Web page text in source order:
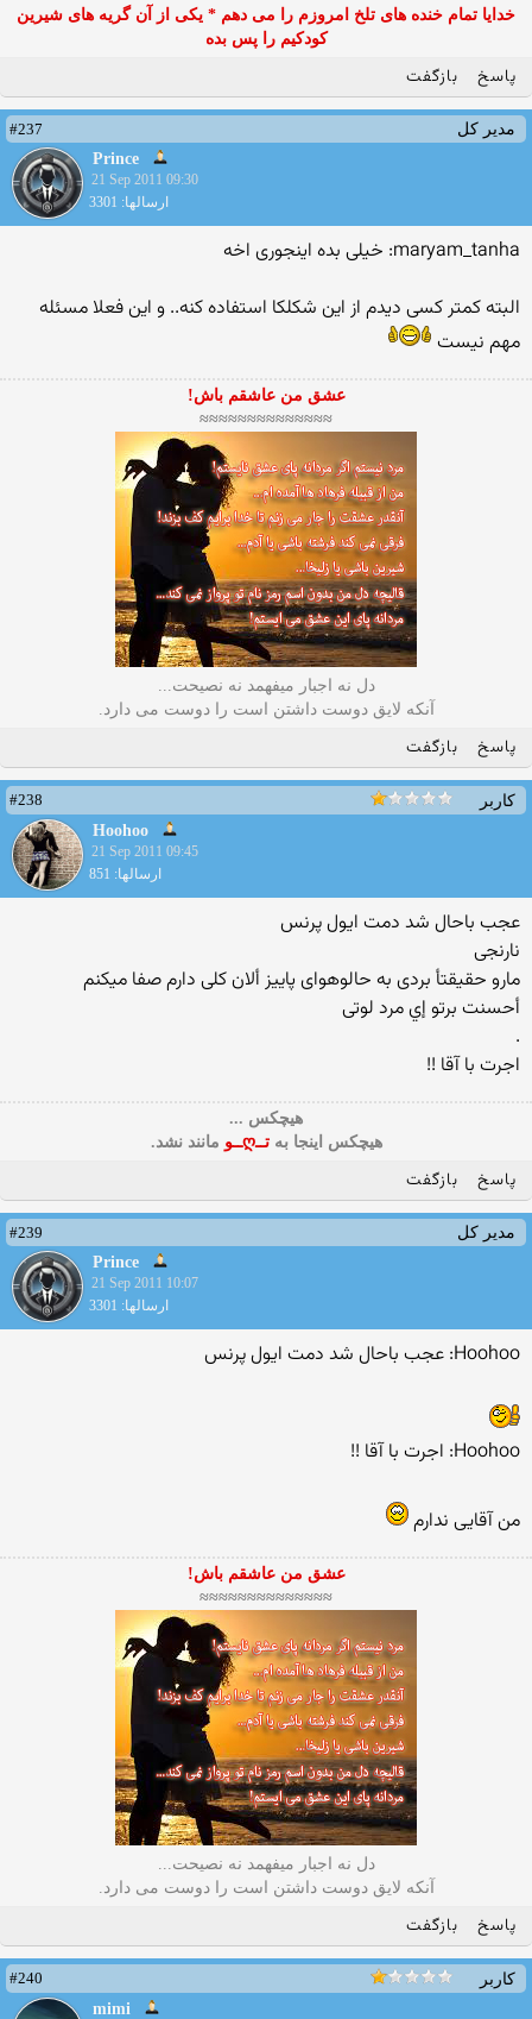
خدایا تمام خنده های تلخ امروزم را می دهم * یکی از آن گریه های شیرین
کودکیم را پس بده
پاسخ بازگفت
مدیر کل
#237
Prince
21 Sep 2011 09:30
ارسالها: 3301
maryam_tanha: خیلی بده اینجوری اخه
البته كمتر كسی دیدم از این شكلكا استفاده كنه.. و این فعلا مسئله
مهم نیست
عشق من عاشقم باش!
≈≈≈≈≈≈≈≈≈≈≈≈≈≈
دل نه اجبار میفهمد نه نصیحت...
آنکه لایق دوست داشتن است را دوست می دارد.
پاسخ بازگفت
کاربر
#238
Hoohoo
21 Sep 2011 09:45
ارسالها: 851
عجب باحال شد دمت ايول پرنس
نارنجى
مارو حقيقتأ بردى به حالوهواى پاييز ألان كلى دارم صفا ميكنم
أحسنت برتو إي مرد لوتى
.
اجرت با آقا !!
هیچکس ...
هیچکس اینجا بهتــღــو مانند نشد.
پاسخ بازگفت
مدیر کل
#239
Prince
21 Sep 2011 10:07
ارسالها: 3301
Hoohoo: عجب باحال شد دمت ايول پرنس
Hoohoo: اجرت با آقا !!
من آقایی ندارم
عشق من عاشقم باش!
≈≈≈≈≈≈≈≈≈≈≈≈≈≈
دل نه اجبار میفهمد نه نصیحت...
آنکه لایق دوست داشتن است را دوست می دارد.
پاسخ بازگفت
کاربر
#240
mimi